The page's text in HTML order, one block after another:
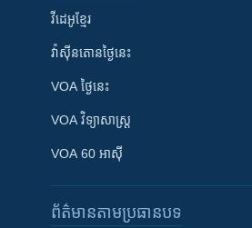
វីដេអូ​ខ្មែរ
វ៉ាស៊ីនតោន​ថ្ងៃ​នេះ
VOA ថ្ងៃនេះ
VOA ​វិទ្យាសាស្ត្រ
VOA 60 អាស៊ី
ព័ត៌មាន​តាមប្រធានបទ​